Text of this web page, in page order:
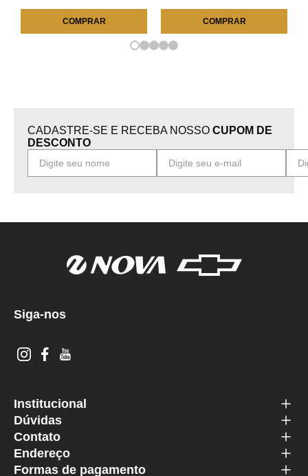
COMPRAR COMPRAR
CADASTRE-SE E RECEBA NOSSO CUPOM DE
DESCONTO
Siga-nos
Institucional
Dúvidas
Contato
Endereço
Formas de pagamento